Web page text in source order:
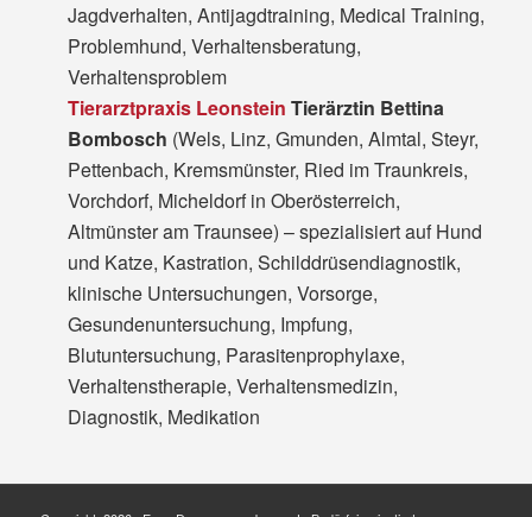
Jagdverhalten, Antijagdtraining, Medical Training,
Problemhund, Verhaltensberatung,
Verhaltensproblem
Tierarztpraxis Leonstein Tierärztin Bettina
Bombosch (Wels, Linz, Gmunden, Almtal, Steyr,
Pettenbach, Kremsmünster, Ried im Traunkreis,
Vorchdorf, Micheldorf in Oberösterreich,
Altmünster am Traunsee) – spezialisiert auf Hund
und Katze, Kastration, Schilddrüsendiagnostik,
klinische Untersuchungen, Vorsorge,
Gesundenuntersuchung, Impfung,
Blutuntersuchung, Parasitenprophylaxe,
Verhaltenstherapie, Verhaltensmedizin,
Diagnostik, Medikation